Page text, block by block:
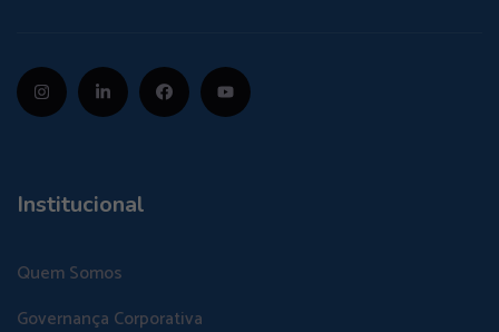
Institucional
Quem Somos
Governança Corporativa